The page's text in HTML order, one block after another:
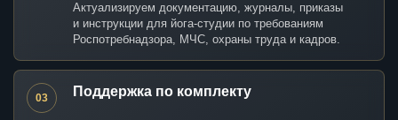
Актуализируем документацию, журналы, приказы
и инструкции для йога-студии по требованиям
Роспотребнадзора, МЧС, охраны труда и кадров.
03 Поддержка по комплекту